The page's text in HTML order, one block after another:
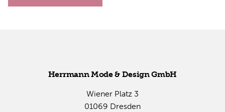
Herr­mann Mode & De­sign GmbH
Wie­ner Platz 3
01069 Dres­den